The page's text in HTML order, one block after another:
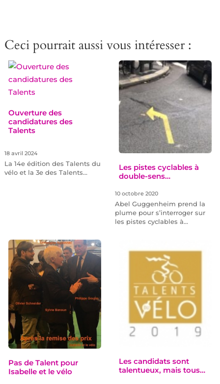
Ceci pourrait aussi vous intéresser :
Ouverture des
candidatures des
Talents
18 avril 2024
La 14e édition des Talents du
vélo et la 3e des Talents…
Les pistes cyclables à
double-sens…
10 octobre 2020
Abel Guggenheim prend la
plume pour s’interroger sur
les pistes cyclables à…
Pas de Talent pour
Isabelle et le vélo
Les candidats sont
talentueux, mais tous…